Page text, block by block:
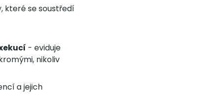
které se soustředí
- eviduje
nikoliv
a jejich